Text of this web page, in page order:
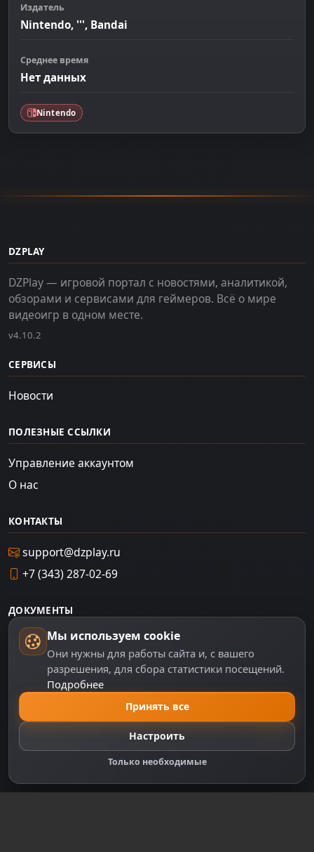
Издатель
Nintendo, ''', Bandai
Среднее время
Нет данных
Nintendo
DZPLAY
DZPlay — игровой портал с новостями, аналитикой,
обзорами и сервисами для геймеров. Всё о мире
видеоигр в одном месте.
v4.10.2
СЕРВИСЫ
Новости
ПОЛЕЗНЫЕ ССЫЛКИ
Управление аккаунтом
О нас
КОНТАКТЫ
support@dzplay.ru
+7 (343) 287-02-69
ДОКУМЕНТЫ
Пользовательское соглашение
Политика персональных данных
Правила оплаты
Настройки cookie
Правообладателям
Правила сообщества
Мы используем cookie
Они нужны для работы сайта и, с вашего
разрешения, для сбора статистики посещений.
Подробнее
Принять все
Настроить
Только необходимые